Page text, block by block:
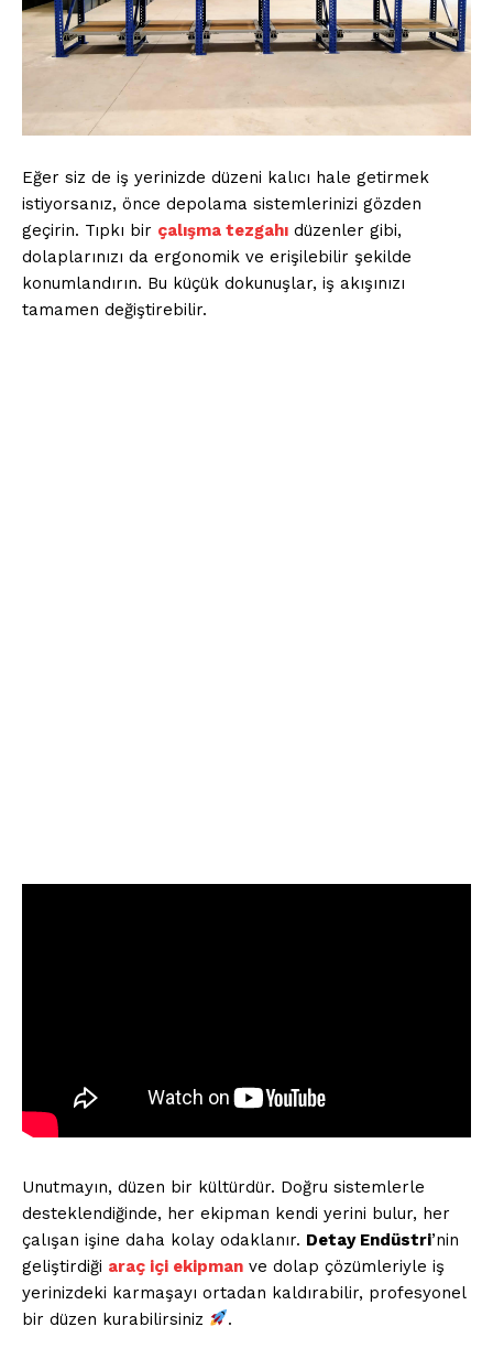
İLETIŞIM
Ana Sayfa
Gizlilik Politikası
Hesabım
İletişim
Eğer siz de iş yerinizde düzeni kalıcı hale getirmek
istiyorsanız, önce depolama sistemlerinizi gözden
geçirin. Tıpkı bir çalışma tezgahı düzenler gibi,
dolaplarınızı da ergonomik ve erişilebilir şekilde
konumlandırın. Bu küçük dokunuşlar, iş akışınızı
tamamen değiştirebilir.
Unutmayın, düzen bir kültürdür. Doğru sistemlerle
desteklendiğinde, her ekipman kendi yerini bulur, her
çalışan işine daha kolay odaklanır. Detay Endüstri’nin
geliştirdiği araç içi ekipman ve dolap çözümleriyle iş
yerinizdeki karmaşayı ortadan kaldırabilir, profesyonel
bir düzen kurabilirsiniz
.